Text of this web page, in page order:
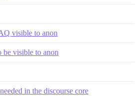
visible to anon
be visible to anon
in the discourse core